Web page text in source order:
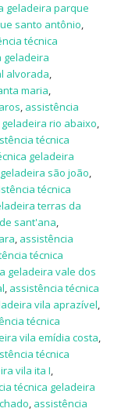
geladeira parque
santo antônio,
técnica
geladeira
alvorada,
maria,
, assistência
rio abaixo,
técnica
geladeira
são joão,
técnica
terras da
sant'ana,
, assistência
técnica
geladeira vale dos
, assistência técnica
vila aprazível,
técnica
vila emídia costa,
técnica
vila ita I,
técnica geladeira
, assistência